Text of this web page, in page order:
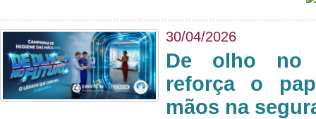
30/04/2026
De olho no
reforça o
mãos na